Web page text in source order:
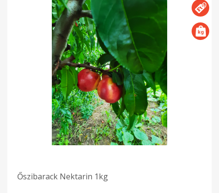
Őszibarack Nektarin 1kg